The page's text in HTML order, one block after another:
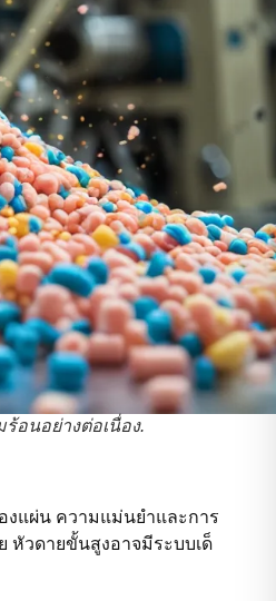
อนอย่างต่อเนื่อง.
แผ่น ความแม่นยำและการ
วดายขั้นสูงอาจมีระบบเด็